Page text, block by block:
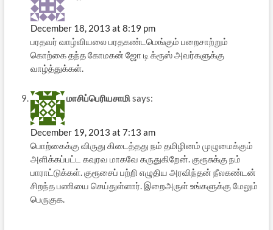
December 18, 2013 at 8:19 pm
பரதவர் வாழ்வியலை பரதகண்டமெங்கும் பறைசாற்றும்
கொற்கை தந்த கோமகன் ஜோ டி க்ரூஸ் அவர்களுக்கு
வாழ்த்துக்கள்.
மாசிப்பெரியசாமிsays:
December 19, 2013 at 7:13 am
பொற்கைக்கு விருது கிடைத்தது நம் தமிழினம் முழுமைக்கும்
அளிக்கப்பட்ட கவுரவ மாகவே கருதுகிறேன். குரூசுக்கு நம்
பாராட்டுக்கள். குரூசைப் பற்றி எழுதிய அரவிந்தன் நீலகண்டன்
சிறந்த பணியை செய்துள்ளார். இறைஅருள் உங்களுக்கு மேலும்
பெருகுக.